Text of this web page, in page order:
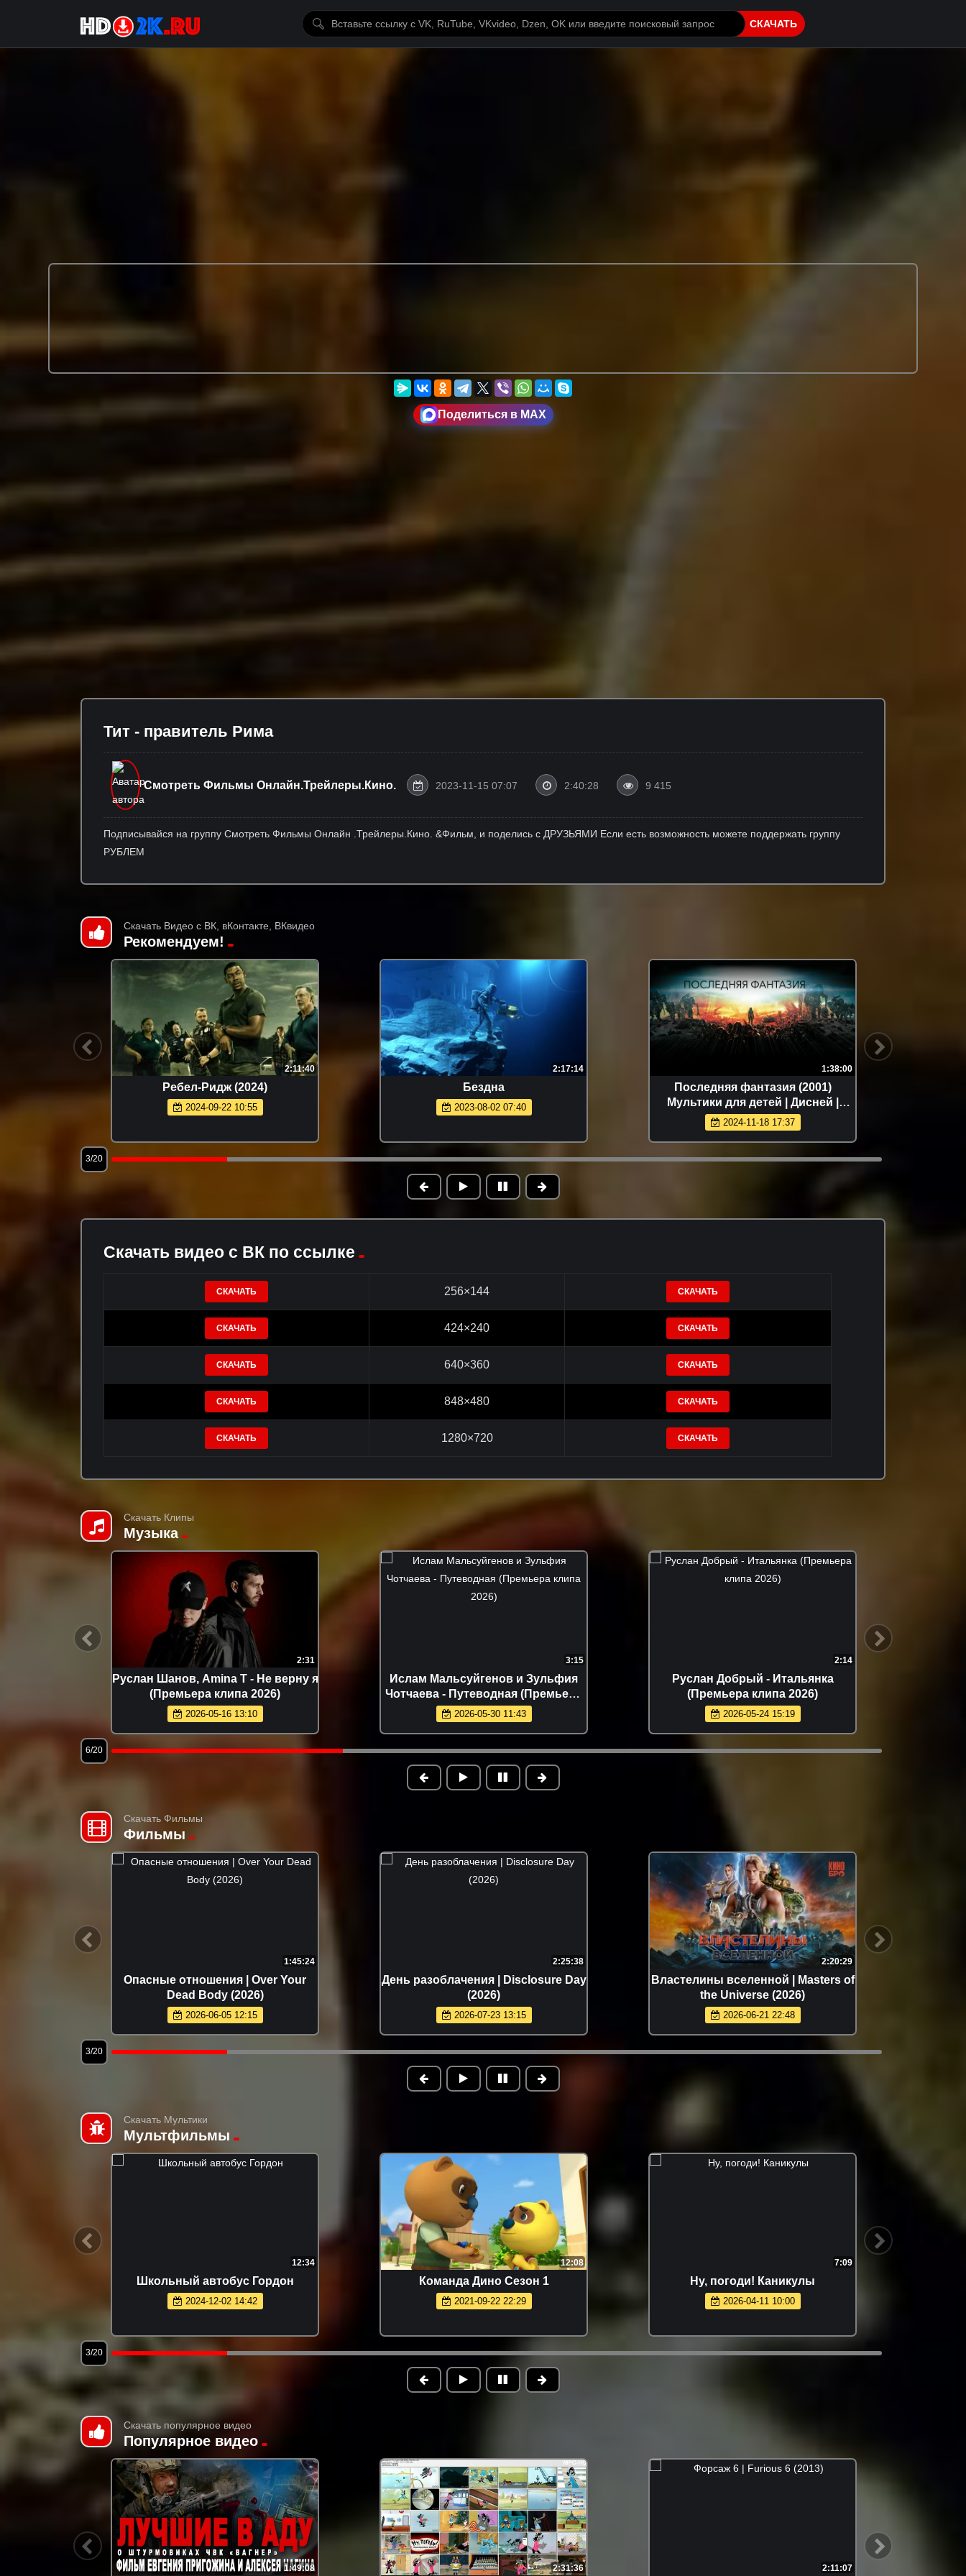
СКАЧАТЬ
Поделиться в MAX
Тит - правитель Рима
Смотреть Фильмы Онлайн.Трейлеры.Кино. 2023-11-15 07:07 2:40:28 9 415
Подписывайся на группу Смотреть Фильмы Онлайн .Трейлеры.Кино. &Фильм, и поделись с ДРУЗЬЯМИ Если есть возможность можете поддержать группу
РУБЛЕМ
Скачать Видео с ВК, вКонтакте, ВКвидео
Рекомендуем!
2:11:40
Ребел-Ридж (2024)
2024-09-22 10:55
2:17:14
Бездна
2023-08-02 07:40
1:38:00
Последняя фантазия (2001)
Мультики для детей | Дисней |
Netflix | Топ Кинопоиск | Новинки
кино
2024-11-18 17:37
3/20
Скачать видео с ВК по ссылке
СКАЧАТЬ 256×144 СКАЧАТЬ
СКАЧАТЬ 424×240 СКАЧАТЬ
СКАЧАТЬ 640×360 СКАЧАТЬ
СКАЧАТЬ 848×480 СКАЧАТЬ
СКАЧАТЬ 1280×720 СКАЧАТЬ
Скачать Клипы
Музыка
2:31
Руслан Шанов, Amina T - Не верну я
(Премьера клипа 2026)
2026-05-16 13:10
3:15
Ислам Мальсуйгенов и Зульфия
Чотчаева - Путеводная (Премьера
клипа 2026)
2026-05-30 11:43
2:14
Руслан Добрый - Итальянка
(Премьера клипа 2026)
2026-05-24 15:19
6/20
Скачать Фильмы
Фильмы
1:45:24
Опасные отношения | Over Your
Dead Body (2026)
2026-06-05 12:15
2:25:38
День разоблачения | Disclosure Day
(2026)
2026-07-23 13:15
2:20:29
Властелины вселенной | Masters of
the Universe (2026)
2026-06-21 22:48
3/20
Скачать Мультики
Мультфильмы
12:34
Школьный автобус Гордон
2024-12-02 14:42
12:08
Команда Дино Сезон 1
2021-09-22 22:29
7:09
Ну, погоди! Каникулы
2026-04-11 10:00
3/20
Скачать популярное видео
Популярное видео
1:49:08 2:31:36 2:11:07